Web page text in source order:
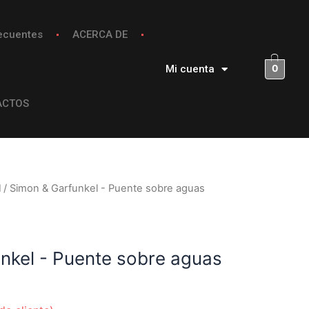
ACERCA DE
Mi cuenta 0
/ Simon & Garfunkel - Puente sobre aguas
- Puente sobre aguas